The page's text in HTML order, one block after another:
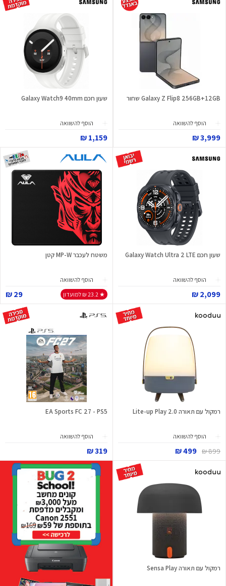
Galaxy Z Flip8 256GB+12GB שחור
הוסף להשוואה
3,999 ₪
שעון חכם Galaxy Watch9 40mm
הוסף להשוואה
1,159 ₪
שעון חכם Galaxy Watch Ultra 2 LTE
הוסף להשוואה
2,099 ₪
משטח לעכבר MP-W קטן
הוסף להשוואה
★ 23.2 ₪ למועדון
29 ₪
רמקול עם תאורה Lite-up Play 2.0
הוסף להשוואה
899 ₪
499 ₪
EA Sports FC 27 - PS5
הוסף להשוואה
319 ₪
רמקול עם תאורה Sensa Play